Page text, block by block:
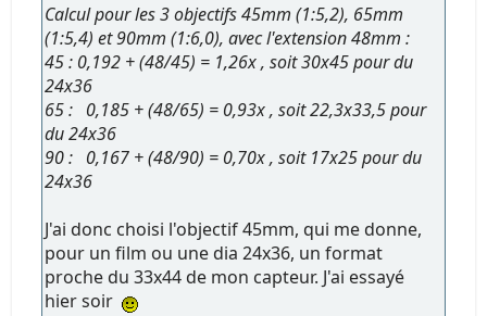
Calcul pour les 3 objectifs 45mm (1:5,2), 65mm
(1:5,4) et 90mm (1:6,0), avec l'extension 48mm :
45 : 0,192 + (48/45) = 1,26x , soit 30x45 pour du
24x36
65 : 0,185 + (48/65) = 0,93x , soit 22,3x33,5 pour
du 24x36
90 : 0,167 + (48/90) = 0,70x , soit 17x25 pour du
24x36
J'ai donc choisi l'objectif 45mm, qui me donne,
pour un film ou une dia 24x36, un format
proche du 33x44 de mon capteur. J'ai essayé
hier soir